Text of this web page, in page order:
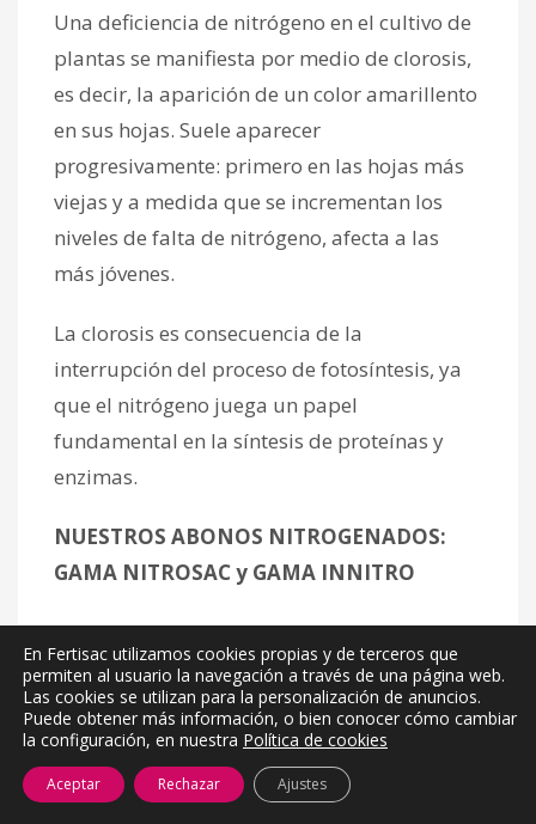
Una deficiencia de nitrógeno en el cultivo de
plantas se manifiesta por medio de clorosis,
es decir, la aparición de un color amarillento
en sus hojas. Suele aparecer
progresivamente: primero en las hojas más
viejas y a medida que se incrementan los
niveles de falta de nitrógeno, afecta a las
más jóvenes.
La clorosis es consecuencia de la
interrupción del proceso de fotosíntesis, ya
que el nitrógeno juega un papel
fundamental en la síntesis de proteínas y
enzimas.
NUESTROS ABONOS NITROGENADOS:
GAMA NITROSAC y GAMA INNITRO
Estos abonos complejos potencian la
asimilación de nitrógeno y del resto de
nutrientes gracias a su sinergia con el azufre,
alcanzando la planta su máximo potencial.
En Fertisac utilizamos cookies propias y de terceros que
permiten al usuario la navegación a través de una página web.
Las cookies se utilizan para la personalización de anuncios.
Puede obtener más información, o bien conocer cómo cambiar
la configuración, en nuestra Política de cookies
Aceptar Rechazar Ajustes